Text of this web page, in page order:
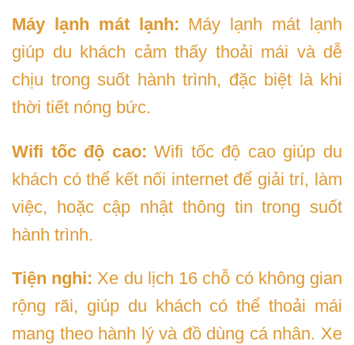
Máy lạnh mát lạnh: Máy lạnh mát lạnh
giúp du khách cảm thấy thoải mái và dễ
chịu trong suốt hành trình, đặc biệt là khi
thời tiết nóng bức.
Wifi tốc độ cao: Wifi tốc độ cao giúp du
khách có thể kết nối internet để giải trí, làm
việc, hoặc cập nhật thông tin trong suốt
hành trình.
Tiện nghi: Xe du lịch 16 chỗ có không gian
rộng rãi, giúp du khách có thể thoải mái
mang theo hành lý và đồ dùng cá nhân. Xe